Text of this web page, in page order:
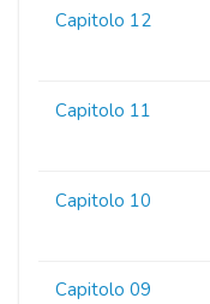
Capitolo 12
Capitolo 11
Capitolo 10
Capitolo 09